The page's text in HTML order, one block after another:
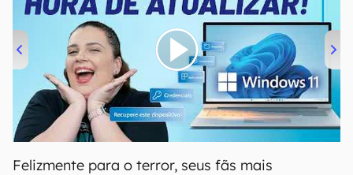
00:00 04:52
Felizmente para o terror, seus fãs mais